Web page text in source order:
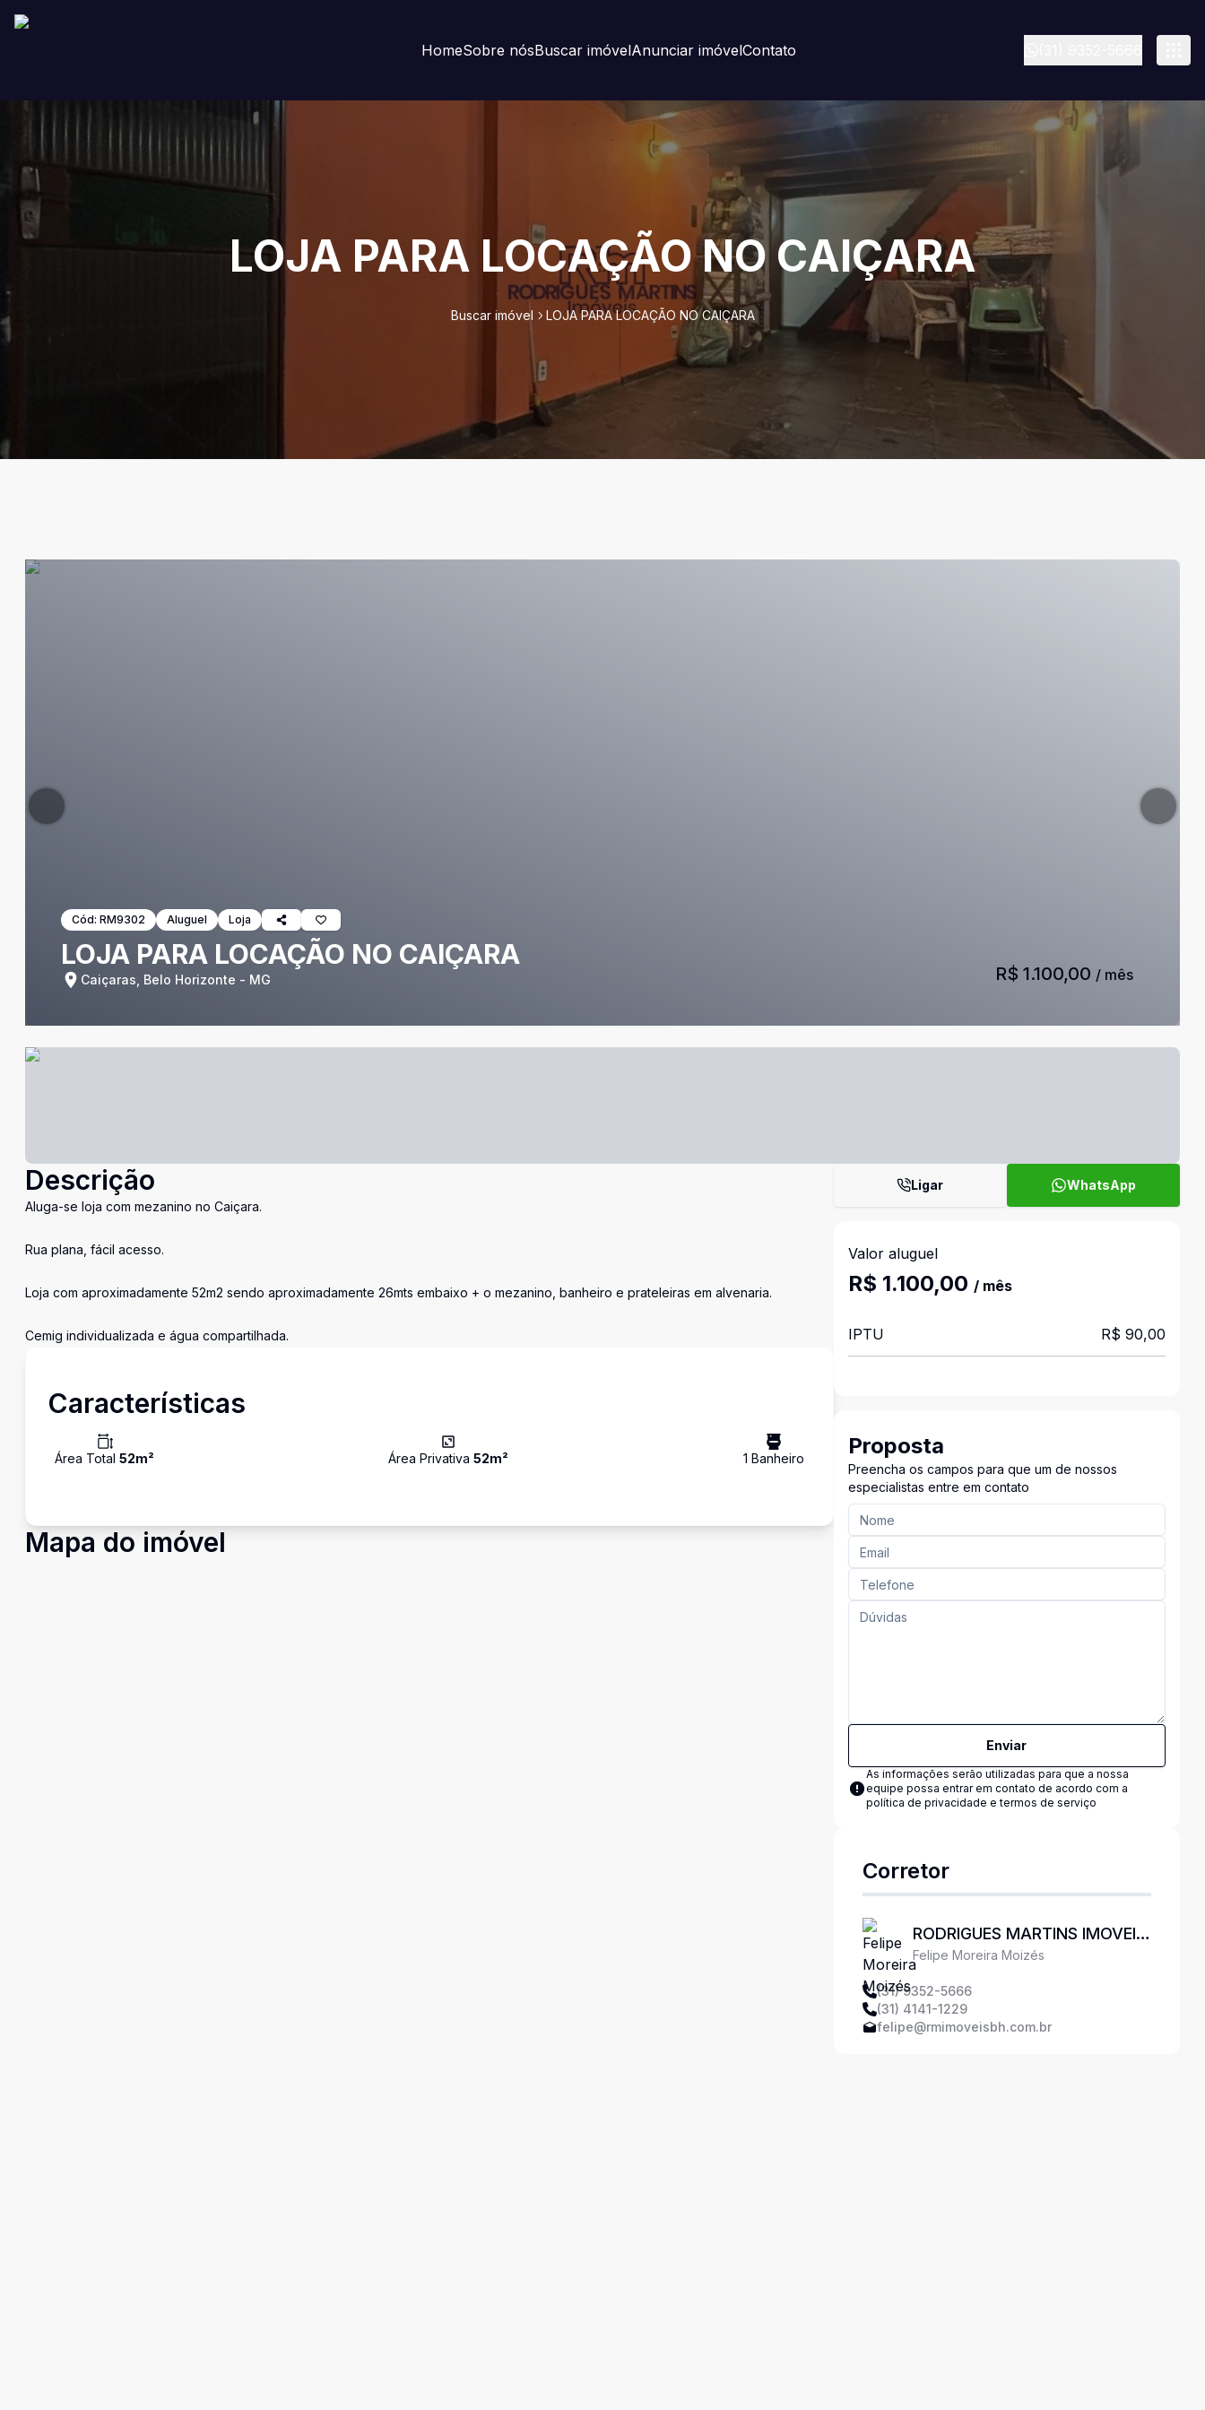
HomeSobre nósBuscar imóvelAnunciar imóvelContato
LOJA PARA LOCAÇÃO NO CAIÇARA
Buscar imóvel LOJA PARA LOCAÇÃO NO CAIÇARA
Cód: RM9302 Aluguel Loja
LOJA PARA LOCAÇÃO NO CAIÇARA
Caiçaras, Belo Horizonte - MG R$ 1.100,00 / mês
Descrição
Aluga-se loja com mezanino no Caiçara.
Rua plana, fácil acesso.
Loja com aproximadamente 52m2 sendo aproximadamente 26mts embaixo + o mezanino, banheiro e prateleiras em alvenaria.
Cemig individualizada e água compartilhada.
Características
Área Total 52m² Área Privativa52m² 1 Banheiro
Mapa do imóvel
Ligar WhatsApp
Valor aluguel
R$ 1.100,00 / mês
IPTU R$ 90,00
Proposta
Preencha os campos para que um de nossos
especialistas entre em contato
Enviar
As informações serão utilizadas para que a nossa
equipe possa entrar em contato de acordo com a
política de privacidade e termos de serviço
Corretor
RODRIGUES MARTINS IMOVEIS
LTDA
Felipe Moreira Moizés
(31) 9352-5666
(31) 4141-1229
felipe@rmimoveisbh.com.br